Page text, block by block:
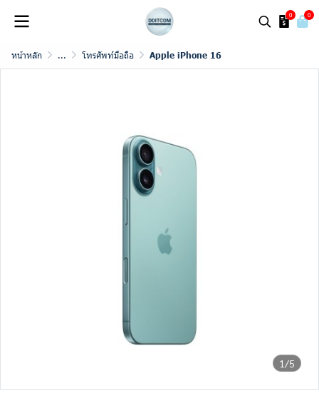
0 0
หน้าหลัก ... โทรศัพท์มือถือ Apple iPhone 16
1/5